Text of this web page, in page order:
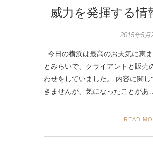
威力を発揮する情
2015年5月
今日の横浜は最高のお天気に恵
とみらいで、クライアントと販売
わせをしていました。 内容に関
きませんが、気になったことがあ…
READ